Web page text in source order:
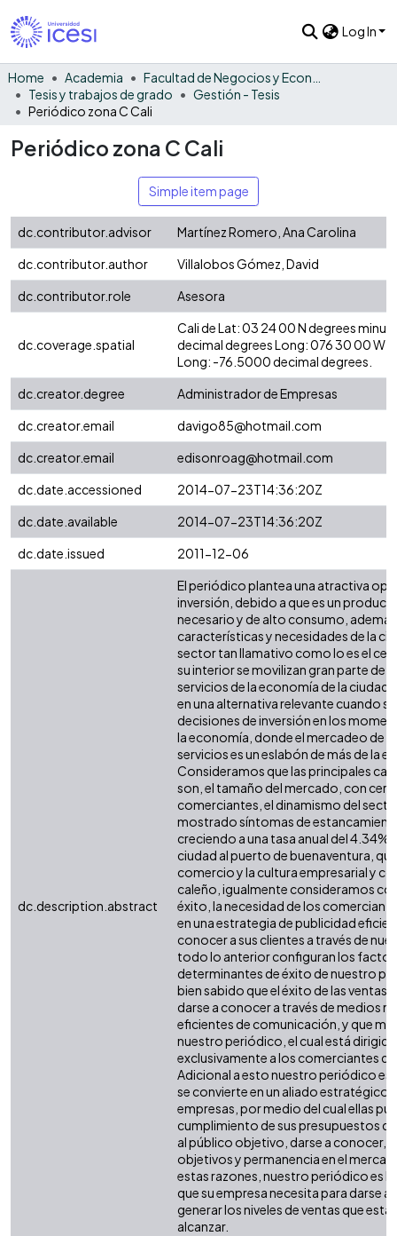
Log In
Home Academia
Tesis y trabajos de grado
Gestión - Tesis
Periódico zona C Cali
Periódico zona C Cali
Simple item page
dc.contributor.advisor
Martínez Romero, Ana Carolina
dc.contributor.author
Villalobos Gómez, David
dc.contributor.role
Asesora
dc.coverage.spatial
Cali de Lat: 03 24 00 N degrees
decimal degrees Long: 076 30 00 W
Long: -76.5000 decimal degrees.
dc.creator.degree
Administrador de Empresas
dc.creator.email
davigo85@hotmail.com
dc.creator.email
edisonroag@hotmail.com
dc.date.accessioned
2014-07-23T14:36:20Z
dc.date.available
2014-07-23T14:36:20Z
dc.date.issued
2011-12-06
dc.description.abstract
El periódico plantea una atractiva
inversión, debido a que es un
necesario y de alto consumo, además
características y necesidades de la
sector tan llamativo como lo es el
su interior se movilizan gran parte de
servicios de la economía de la
en una alternativa relevante cuando
decisiones de inversión en los
la economía, donde el mercadeo de
servicios es un eslabón de más de la
Consideramos que las principales
son, el tamaño del mercado, con
comerciantes, el dinamismo del
mostrado síntomas de
creciendo a una tasa anual del 4.34%,
ciudad al puerto de buenaventura,
comercio y la cultura empresarial y
caleño, igualmente consideramos
éxito, la necesidad de los
en una estrategia de publicidad
conocer a sus clientes a través de
todo lo anterior configuran los
determinantes de éxito de nuestro
bien sabido que el éxito de las ventas
darse a conocer a través de medios
eficientes de comunicación, y que
nuestro periódico, el cual está dirigido
exclusivamente a los comerciantes
Adicional a esto nuestro periódico es
se convierte en un aliado estratégico
empresas, por medio del cual ellas
cumplimiento de sus presupuestos
al público objetivo, darse a conocer,
objetivos y permanencia en el
estas razones, nuestro periódico es
que su empresa necesita para darse
generar los niveles de ventas que
alcanzar.